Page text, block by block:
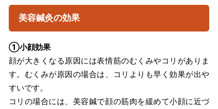
美容鍼灸の効果
①小顔効果
顔が大きくなる原因には表情筋のむくみやコリがありま
す。むくみが原因の場合は、コリよりも早く効果が出や
すいです。
コリの場合には、美容鍼で顔の筋肉を緩めて小顔に近づ